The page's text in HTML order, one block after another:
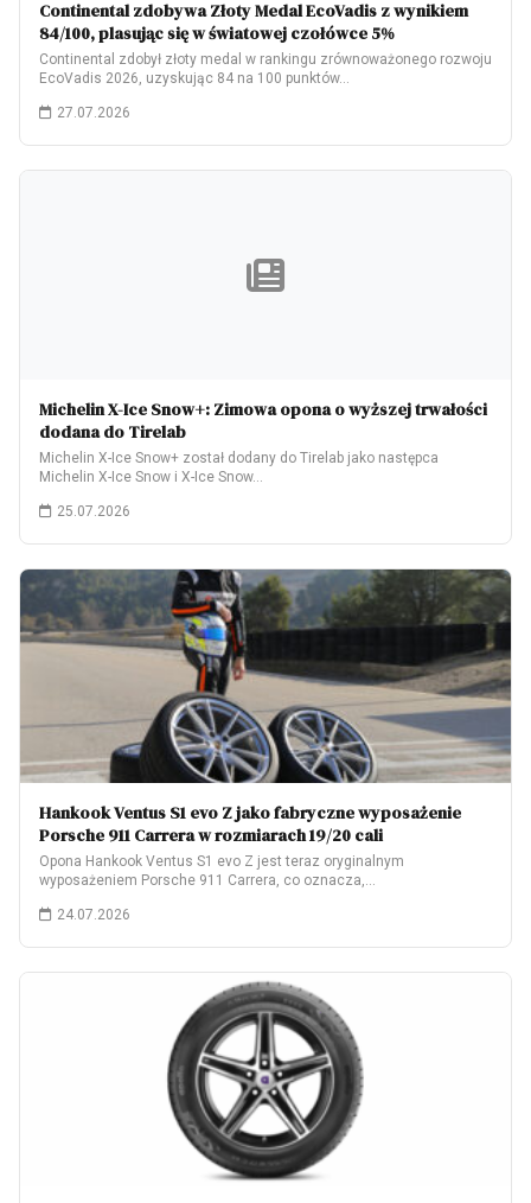
Continental zdobywa Złoty Medal EcoVadis z wynikiem
84/100, plasując się w światowej czołówce 5%
Continental zdobył złoty medal w rankingu zrównoważonego rozwoju
EcoVadis 2026, uzyskując 84 na 100 punktów…
27.07.2026
Michelin X-Ice Snow+: Zimowa opona o wyższej trwałości
dodana do Tirelab
Michelin X-Ice Snow+ został dodany do Tirelab jako następca
Michelin X-Ice Snow i X-Ice Snow…
25.07.2026
Hankook Ventus S1 evo Z jako fabryczne wyposażenie
Porsche 911 Carrera w rozmiarach 19/20 cali
Opona Hankook Ventus S1 evo Z jest teraz oryginalnym
wyposażeniem Porsche 911 Carrera, co oznacza,…
24.07.2026